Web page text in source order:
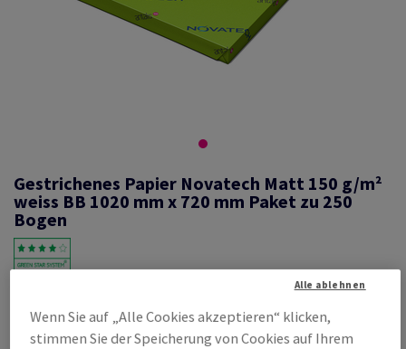
Gestrichenes Papier Novatech Matt 150 g/m²
weiss BB 1020 mm x 720 mm Paket zu 250
Bogen
Novatech, Matt, beidseitig gestrichen, weiss, holzfrei ECF, 150g/m2,
1020mm x 720mm, B1+, BB, Paket zu 250 Bogen/Blatt, FSC Mix Credit
Wenn Sie auf „Alle Cookies akzeptieren“ klicken,
stimmen Sie der Speicherung von Cookies auf Ihrem
Alle ablehnen